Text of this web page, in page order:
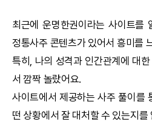
문의사항
최근에운명한권이라는 사이트를
정통사주 콘텐츠가 있어서 흥미를
특히, 나의 성격과 인간관계에 대
서 깜짝 놀랐어요.
사이트에서 제공하는 사주 풀이를
떤 상황에서 잘 대처할 수 있는지를